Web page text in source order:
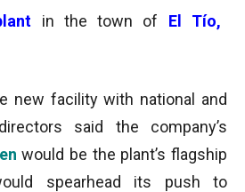
in the town of El Tío,
new facility with national and
said the company’s
would be the plant’s flagship
spearhead its push to